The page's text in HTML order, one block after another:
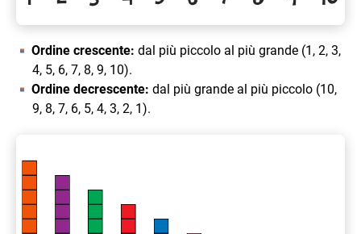
Ordine crescente: dal più piccolo al più grande (1, 2, 3,
4, 5, 6, 7, 8, 9, 10).
Ordine decrescente: dal più grande al più piccolo (10,
9, 8, 7, 6, 5, 4, 3, 2, 1).